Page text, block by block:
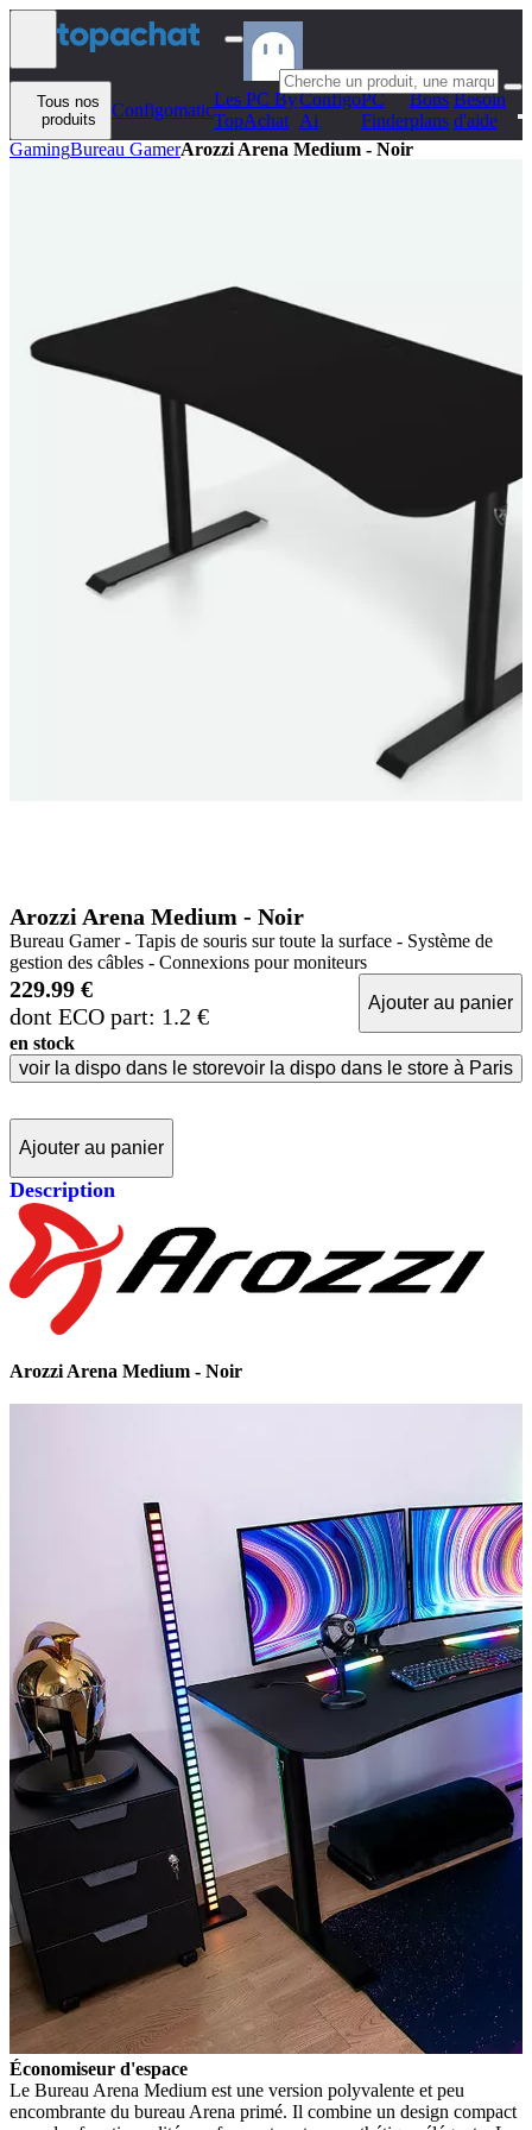
Aller au contenu
Tous nos
produits
Configomatic
Les PC By
TopAchat
Configo
Ai
PC
Finder
Bons
plans
Besoin
d'aide
GamingBureau GamerArozzi Arena Medium - Noir
Arozzi Arena Medium - Noir
Bureau Gamer - Tapis de souris sur toute la surface - Système de
gestion des câbles - Connexions pour moniteurs
229.99 €
dont ECO part: 1.2 €
Ajouter au panier
en stock
voir la dispo dans le storevoir la dispo dans le store à Paris
Ajouter au panier
Description
Arozzi Arena Medium - Noir
Économiseur d'espace
Le Bureau Arena Medium est une version polyvalente et peu
encombrante du bureau Arena primé. Il combine un design compact